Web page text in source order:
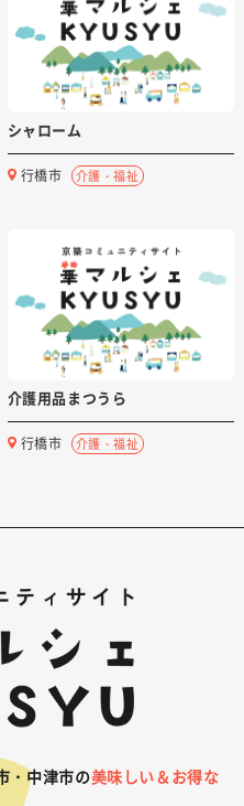
シャローム
行橋市 介護・福祉
介護用品まつうら
行橋市 介護・福祉
・中津市の美味しい＆お得な